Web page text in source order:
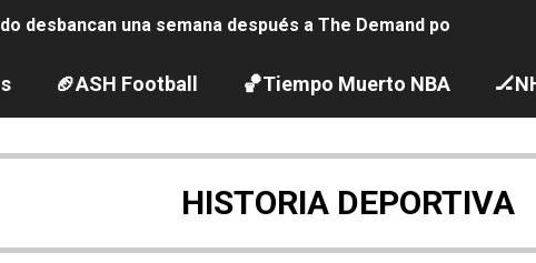
desbancan una semana después a The Demand por tríos en
- Etapa 5
2026
abiertas 2026 (París, Francia) - Dobletes de Wellbrock y
moderno 2026 (Estambul, Turquía)
🏈ASH Football 🏀Tiempo Muerto NBA
HISTORIA DEPORTIVA